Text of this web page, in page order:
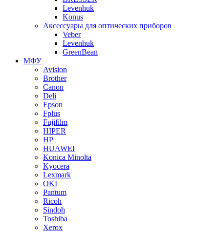
Levenhuk
Konus
Аксессуары для оптических приборов
Veber
Levenhuk
GreenBean
МФУ
Avision
Brother
Canon
Deli
Epson
Fplus
Fujifilm
HIPER
HP
HUAWEI
Konica Minolta
Kyocera
Lexmark
OKI
Pantum
Ricoh
Sindoh
Toshiba
Xerox